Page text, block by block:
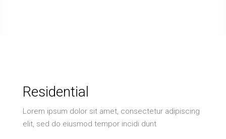
Residential
Lorem ipsum dolor sit amet, consectetur adipiscing
elit, sed do eiusmod tempor incidi dunt